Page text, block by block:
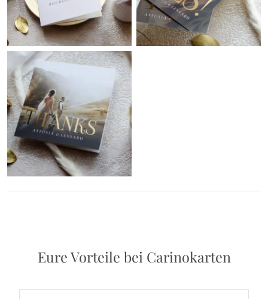
Eure Vorteile bei Carinokarten